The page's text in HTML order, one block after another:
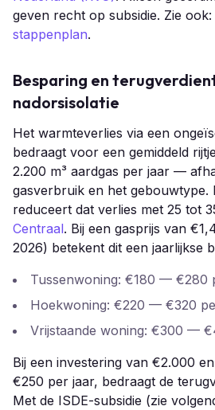
geven recht op subsidie. Zie ook:
stappenplan.
Besparing en
nadorsisolatie
Het warmteverlies via een
bedraagt voor een gemiddeld
2.200 m³ aardgas per jaar —
gasverbruik en het gebouwtype.
reduceert dat verlies met 25 tot
Centraal. Bij een gasprijs van
2026) betekent dit een jaarlijkse
Tussenwoning: €180 — €280
Hoekwoning: €220 — €320
Vrijstaande woning: €300 —
Bij een investering van €2.000
€250 per jaar, bedraagt de
Met de ISDE-subsidie (zie